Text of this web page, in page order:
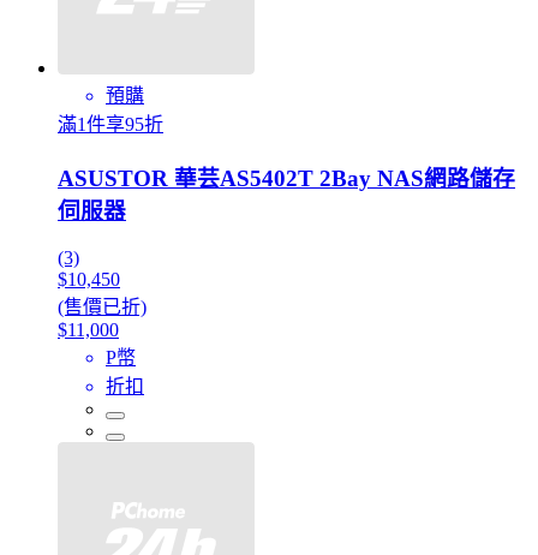
預購
滿1件享95折
ASUSTOR 華芸AS5402T 2Bay NAS網路儲存
伺服器
(3)
$10,450
(售價已折)
$11,000
P幣
折扣